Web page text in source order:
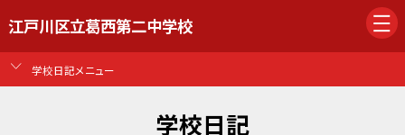
江戸川区立葛西第二中学校
学校日記メニュー
学校日記